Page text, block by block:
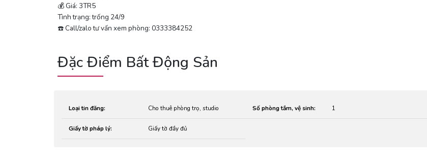
💰 Giá: 3TR5
Tình trạng: trống 24/9
☎️ Call/zalo tư vấn xem phòng: 0333384252
Đặc Điểm Bất Động Sản
Loại tin đăng: Cho thuê phòng trọ, studio Số phòng tắm, vệ sinh: 1
Giấy tờ pháp lý: Giấy tờ đầy đủ